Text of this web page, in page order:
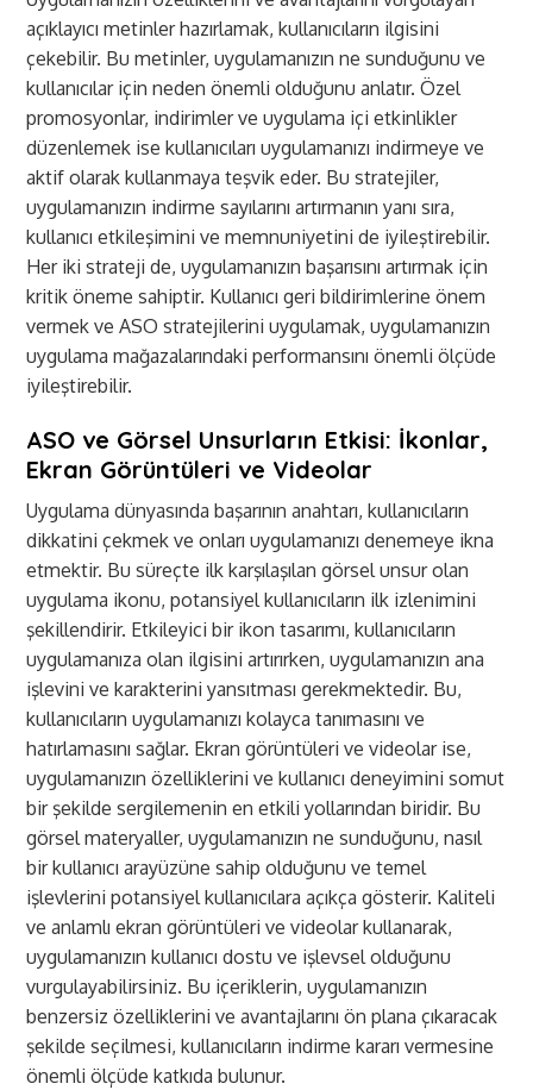
açıklayıcı metinler hazırlamak, kullanıcıların ilgisini
çekebilir. Bu metinler, uygulamanızın ne sunduğunu ve
kullanıcılar için neden önemli olduğunu anlatır. Özel
promosyonlar, indirimler ve uygulama içi etkinlikler
düzenlemek ise kullanıcıları uygulamanızı indirmeye ve
aktif olarak kullanmaya teşvik eder. Bu stratejiler,
uygulamanızın indirme sayılarını artırmanın yanı sıra,
kullanıcı etkileşimini ve memnuniyetini de iyileştirebilir.
Her iki strateji de, uygulamanızın başarısını artırmak için
kritik öneme sahiptir. Kullanıcı geri bildirimlerine önem
vermek ve ASO stratejilerini uygulamak, uygulamanızın
uygulama mağazalarındaki performansını önemli ölçüde
iyileştirebilir.
ASO ve Görsel Unsurların Etkisi: İkonlar,
Ekran Görüntüleri ve Videolar
Uygulama dünyasında başarının anahtarı, kullanıcıların
dikkatini çekmek ve onları uygulamanızı denemeye ikna
etmektir. Bu süreçte ilk karşılaşılan görsel unsur olan
uygulama ikonu, potansiyel kullanıcıların ilk izlenimini
şekillendirir. Etkileyici bir ikon tasarımı, kullanıcıların
uygulamanıza olan ilgisini artırırken, uygulamanızın ana
işlevini ve karakterini yansıtması gerekmektedir. Bu,
kullanıcıların uygulamanızı kolayca tanımasını ve
hatırlamasını sağlar. Ekran görüntüleri ve videolar ise,
uygulamanızın özelliklerini ve kullanıcı deneyimini somut
bir şekilde sergilemenin en etkili yollarından biridir. Bu
görsel materyaller, uygulamanızın ne sunduğunu, nasıl
bir kullanıcı arayüzüne sahip olduğunu ve temel
işlevlerini potansiyel kullanıcılara açıkça gösterir. Kaliteli
ve anlamlı ekran görüntüleri ve videolar kullanarak,
uygulamanızın kullanıcı dostu ve işlevsel olduğunu
vurgulayabilirsiniz. Bu içeriklerin, uygulamanızın
benzersiz özelliklerini ve avantajlarını ön plana çıkaracak
şekilde seçilmesi, kullanıcıların indirme kararı vermesine
önemli ölçüde katkıda bulunur.